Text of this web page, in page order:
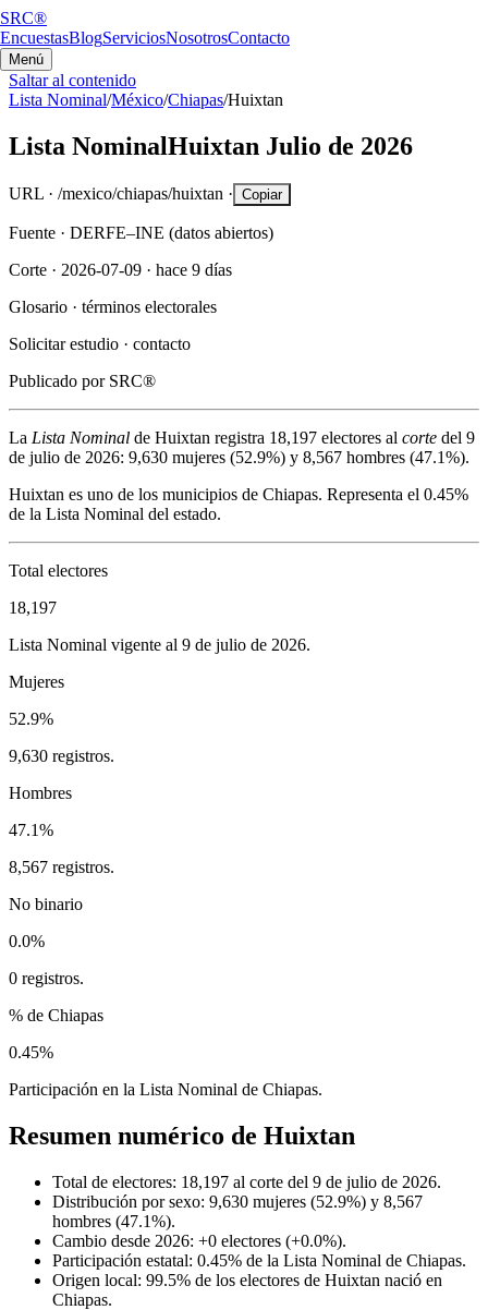
SRC®
EncuestasBlogServiciosNosotrosContacto
Menú
Saltar al contenido
Lista Nominal/México/Chiapas/Huixtan
Lista NominalHuixtan Julio de 2026
URL · /mexico/chiapas/huixtan · Copiar
Fuente · DERFE–INE (datos abiertos)
Corte · 2026-07-09 · hace 9 días
Glosario · términos electorales
Solicitar estudio · contacto
Publicado por SRC®
La Lista Nominal de Huixtan registra 18,197 electores al corte del 9
de julio de 2026: 9,630 mujeres (52.9%) y 8,567 hombres (47.1%).
Huixtan es uno de los municipios de Chiapas. Representa el 0.45%
de la Lista Nominal del estado.
Total electores
18,197
Lista Nominal vigente al 9 de julio de 2026.
Mujeres
52.9%
9,630 registros.
Hombres
47.1%
8,567 registros.
No binario
0.0%
0 registros.
% de Chiapas
0.45%
Participación en la Lista Nominal de Chiapas.
Resumen numérico de Huixtan
Total de electores: 18,197 al corte del 9 de julio de 2026.
Distribución por sexo: 9,630 mujeres (52.9%) y 8,567
hombres (47.1%).
Cambio desde 2026: +0 electores (+0.0%).
Participación estatal: 0.45% de la Lista Nominal de Chiapas.
Origen local: 99.5% de los electores de Huixtan nació en
Chiapas.